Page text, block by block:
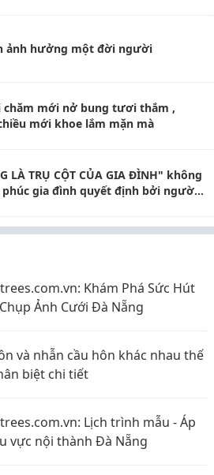
ảnh hưởng một đời người
chăm mới nở bung tươi thắm ,
mới khoe lắm mặn mà
LÀ TRỤ CỘT CỦA GIA ĐÌNH" không
phúc gia đình quyết định bởi người
Khám Phá Sức Hút
Ảnh Cưới Đà Nẵng
và nhẫn cầu hôn khác nhau thế
biệt chi tiết
Lịch trình mẫu - Áp
vực nội thành Đà Nẵng